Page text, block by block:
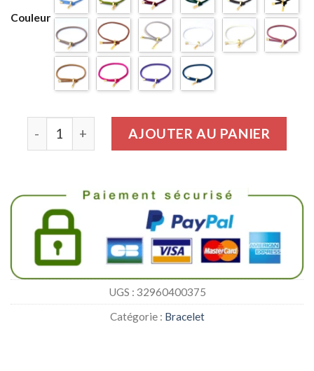
Couleur
quantité de Bracelet d'amitié pour adulte
AJOUTER AU PANIER
UGS : 32960400375
Catégorie : Bracelet